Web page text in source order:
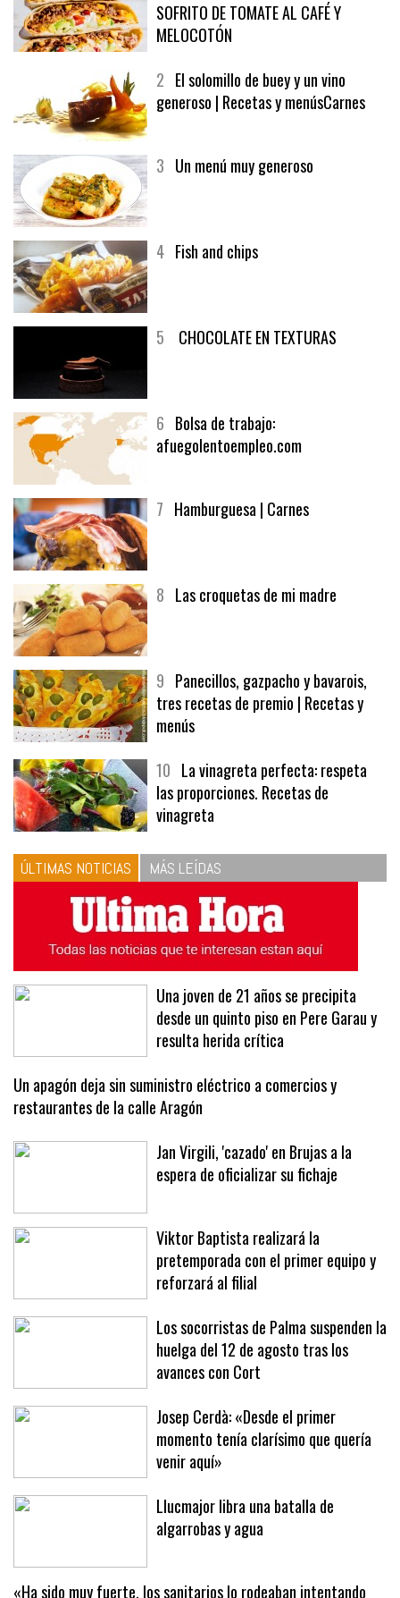
SOFRITO DE TOMATE AL CAFÉ Y
MELOCOTÓN
2 El solomillo de buey y un vino
generoso | Recetas y menúsCarnes
3 Un menú muy generoso
4 Fish and chips
5 CHOCOLATE EN TEXTURAS
6 Bolsa de trabajo:
afuegolentoempleo.com
7 Hamburguesa | Carnes
8 Las croquetas de mi madre
9 Panecillos, gazpacho y bavarois,
tres recetas de premio | Recetas y
menús
10 La vinagreta perfecta: respeta
las proporciones. Recetas de
vinagreta
ÚLTIMAS NOTICIAS MÁS LEÍDAS
Una joven de 21 años se precipita
desde un quinto piso en Pere Garau y
resulta herida crítica
Un apagón deja sin suministro eléctrico a comercios y
restaurantes de la calle Aragón
Jan Virgili, 'cazado' en Brujas a la
espera de oficializar su fichaje
Viktor Baptista realizará la
pretemporada con el primer equipo y
reforzará al filial
Los socorristas de Palma suspenden la
huelga del 12 de agosto tras los
avances con Cort
Josep Cerdà: «Desde el primer
momento tenía clarísimo que quería
venir aquí»
Llucmajor libra una batalla de
algarrobas y agua
«Ha sido muy fuerte, los sanitarios lo rodeaban intentando